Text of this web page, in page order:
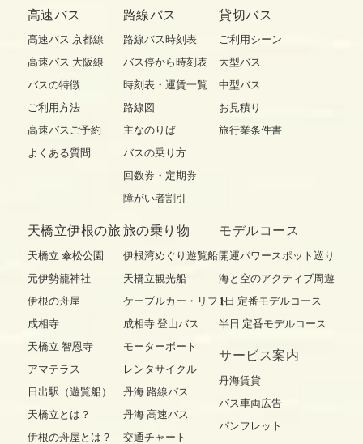
高速バス
高速バス 京都線
高速バス 大阪線
バスの特徴
ご利用方法
高速バスご予約
よくある質問
路線バス
路線バス時刻表
バス停から時刻表
時刻表・運賃一覧
路線図
主なのりば
バスの乗り方
回数券・定期券
障がい者割引
貸切バス
ご利用シーン
大型バス
中型バス
お見積り
旅行業条件書
天橋立伊根の旅
天橋立 傘松公園
元伊勢籠神社
伊根の舟屋
成相寺
天橋立 智恩寺
アマテラス
日出駅（遊覧船）
天橋立とは？
伊根の舟屋とは？
旅の乗り物
伊根湾めぐり遊覧船
天橋立観光船
ケーブルカー・リフト
成相寺 登山バス
モーターボート
レンタサイクル
丹海 路線バス
丹海 高速バス
交通チャート
モデルコース
開運パワースポット巡り
海と空のアクティブ周遊
1日 定番モデルコース
半日 定番モデルコース
サービス案内
丹海賃貸
バス車両広告
パンフレット